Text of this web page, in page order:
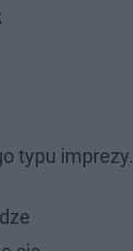
typu imprezy.